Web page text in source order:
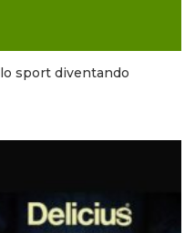
sport diventando